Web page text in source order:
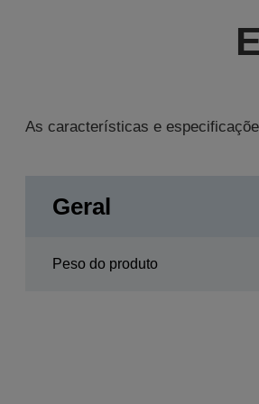
As características e
Geral
Peso do produto